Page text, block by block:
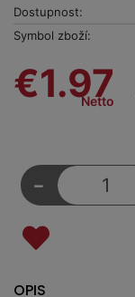
Dostupnost:
Symbol zboží:
€1.97
Netto
-
OPIS